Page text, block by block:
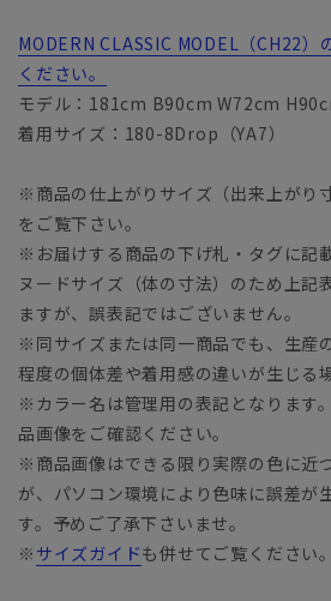
MODERN CLASSIC MODEL（CH22）
ください。
モデル：181cm B90cm W72cm
着用サイズ：180-8Drop（YA7）
※商品の仕上がりサイズ（出来上がり
をご覧下さい。
※お届けする商品の下げ札・タグに記
ヌードサイズ（体の寸法）のため上記
ますが、誤表記ではございません。
※同サイズまたは同一商品でも、生産
程度の個体差や着用感の違いが生じる
※カラー名は管理用の表記となります
品画像をご確認ください。
※商品画像はできる限り実際の色に近
が、パソコン環境により色味に誤差が
す。予めご了承下さいませ。
※ サイズガイドも併せてご覧ください。